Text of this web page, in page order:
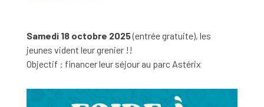
Samedi 18 octobre 2025(entrée gratuite), les
jeunes vident leur grenier !!
Objectif : financer leur séjour au parc Astérix